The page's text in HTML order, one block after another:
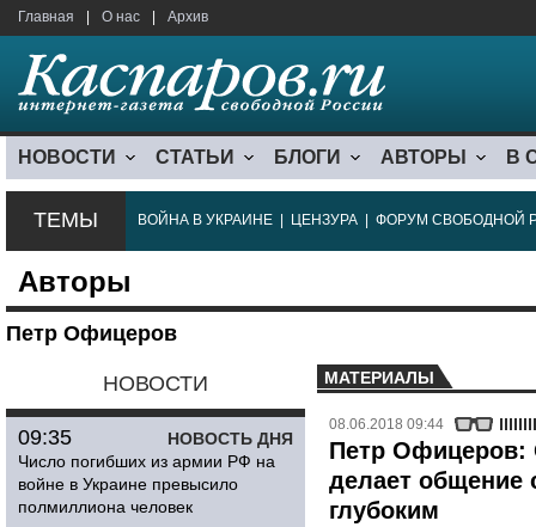
Главная О нас Архив
НОВОСТИ СТАТЬИ БЛОГИ АВТОРЫ В
ТЕМЫ ВОЙНА В УКРАИНЕ ЦЕНЗУРА ФОРУМ СВОБОДНОЙ
Авторы
Петр Офицеров
НОВОСТИ
НОВОСТЬ ДНЯ
09:35
Число погибших из армии РФ на
войне в Украине превысило
полмиллиона человек
МАТЕРИАЛЫ
08.06.2018 09:44
Петр Офицеров:
делает
глубоким